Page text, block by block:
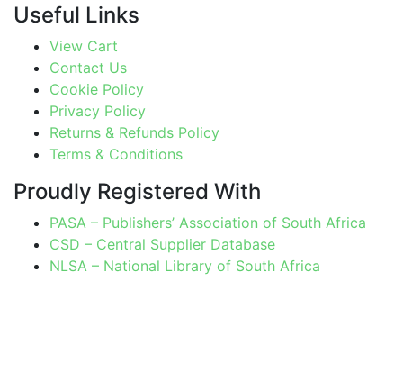
Useful Links
View Cart
Contact Us
Cookie Policy
Privacy Policy
Returns & Refunds Policy
Terms & Conditions
Proudly Registered With
PASA – Publishers’ Association of South Africa
CSD – Central Supplier Database
NLSA – National Library of South Africa